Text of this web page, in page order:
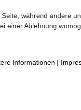
während andere
Ablehnung
Informationen |